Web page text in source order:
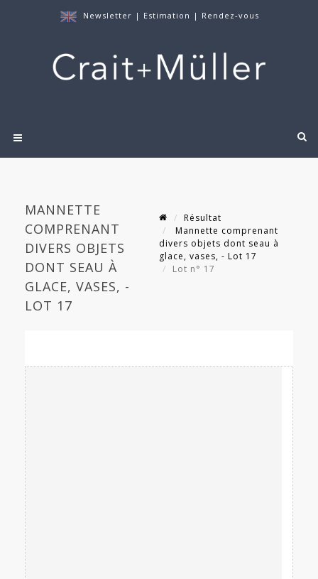
Newsletter | Estimation | Rendez-vous
MANNETTE
COMPRENANT
DIVERS OBJETS
DONT SEAU À
GLACE, VASES, -
LOT 17
Résultat
Mannette comprenant
divers objets dont seau à
glace, vases, - Lot 17
Lot n° 17